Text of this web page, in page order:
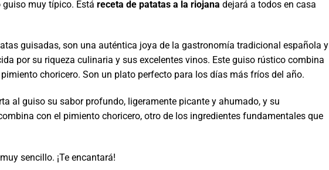
muy típico. Está receta de patatas a la riojana dejará a todos en casa
guisadas, son una auténtica joya de la gastronomía tradicional española y
por su riqueza culinaria y sus excelentes vinos. Este guiso rústico combina
choricero. Son un plato perfecto para los días más fríos del año.
al guiso su sabor profundo, ligeramente picante y ahumado, y su
con el pimiento choricero, otro de los ingredientes fundamentales que
sencillo. ¡Te encantará!